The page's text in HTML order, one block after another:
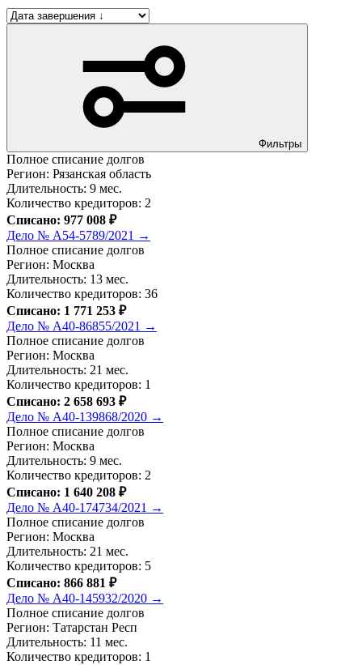
Фильтры
Полное списание долгов
Регион: Рязанская область
Длительность: 9 мес.
Количество кредиторов: 2
Списано: 977 008 ₽
Дело № А54-5789/2021 →
Полное списание долгов
Регион: Москва
Длительность: 13 мес.
Количество кредиторов: 36
Списано: 1 771 253 ₽
Дело № А40-86855/2021 →
Полное списание долгов
Регион: Москва
Длительность: 21 мес.
Количество кредиторов: 1
Списано: 2 658 693 ₽
Дело № А40-139868/2020 →
Полное списание долгов
Регион: Москва
Длительность: 9 мес.
Количество кредиторов: 2
Списано: 1 640 208 ₽
Дело № А40-174734/2021 →
Полное списание долгов
Регион: Москва
Длительность: 21 мес.
Количество кредиторов: 5
Списано: 866 881 ₽
Дело № А40-145932/2020 →
Полное списание долгов
Регион: Татарстан Респ
Длительность: 11 мес.
Количество кредиторов: 1